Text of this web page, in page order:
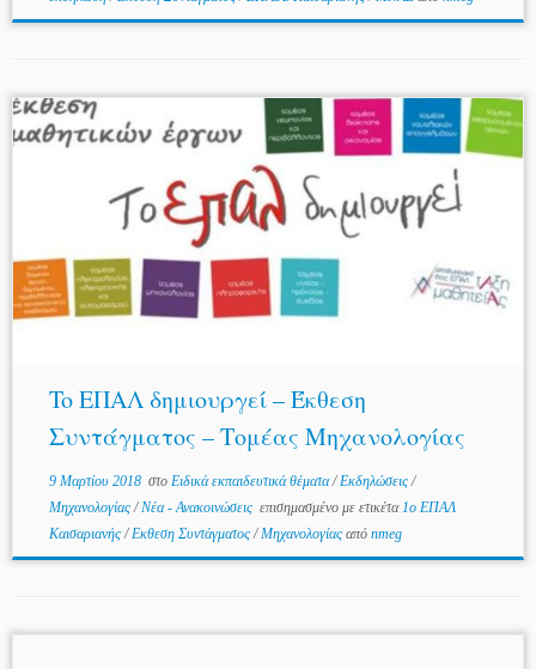
To ΕΠΑΛ δημιουργεί – Έκθεση
Συντάγματος – Τομέας Μηχανολογίας
9 Μαρτίου 2018στο Ειδικά εκπαιδευτικά θέματα/Εκδηλώσεις/
Μηχανολογίας/Νέα - Ανακοινώσεις επισημασμένο με ετικέτα1ο ΕΠΑΛ
Καισαριανής/Εκθεση Συντάγματος/Μηχανολογίας από nmeg